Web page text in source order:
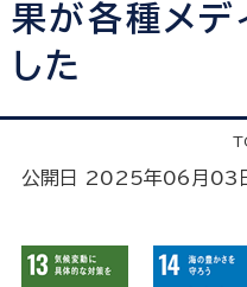
果が各種メデ
した
公開日 2025年06月03